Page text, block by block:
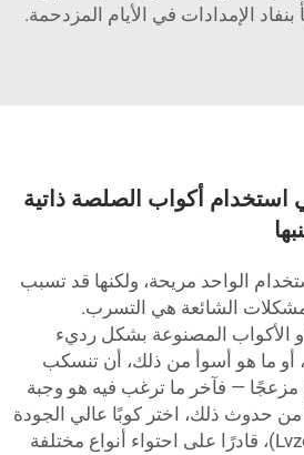
بنفاد الإمدادات في الأيام المزدحمة.
استخدام أكواب الصلصة ذاتية
الواحد مريحة، ولكنها قد تسبب
الشائعة هي التسرب.
الأكواب المصنوعة بشكل رديء
ما هو أسوأ من ذلك، أن تنسكب
مزعجًا — فآخر ما ترغب فيه هو وجبة
من حدوث ذلك، اختر كوبًا عالي الجودة
من شركة لف زونغ (Lvzong)، قادرًا على احتواء أنواع مختلفة